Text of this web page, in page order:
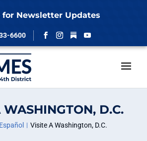
for Newsletter Updates
6600
Facebook
Instagram
Follow
YouTube
WASHINGTON, D.C.
Visite A Washington, D.C.